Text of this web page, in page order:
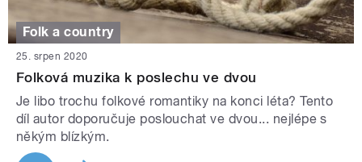
Folk a country
25. srpen 2020
Folková muzika k poslechu ve dvou
Je libo trochu folkové romantiky na konci léta? Tento
díl autor doporučuje poslouchat ve dvou... nejlépe s
někým blízkým.